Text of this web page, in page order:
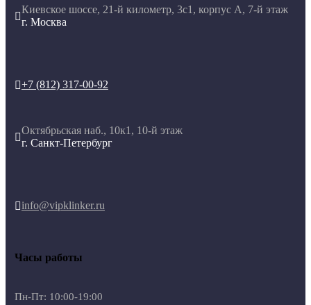

Киевское шоссе, 21-й километр, 3с1, корпус А, 7-й этаж
г. Москва
+7 (812) 317-00-92

Октябрьская наб., 10к1, 10-й этаж
г. Санкт-Петербург
info@vipklinker.ru
Часы работы
Пн-Пт: 10:00-19:00